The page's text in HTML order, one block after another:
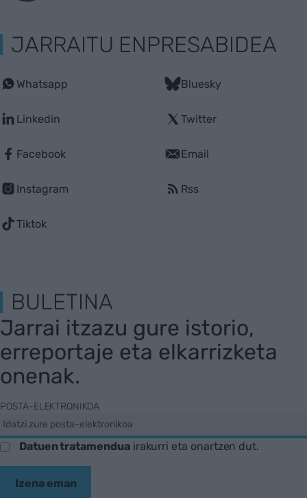
JARRAITU ENPRESABIDEA
Whatsapp
Linkedin
Facebook
Instagram
Tiktok
Bluesky
Twitter
Email
Rss
BULETINA
Jarrai itzazu gure istorio,
erreportaje eta elkarrizketa
onenak.
POSTA-ELEKTRONIKOA
Datuen tratamenduairakurri eta onartzen dut.
Izena eman